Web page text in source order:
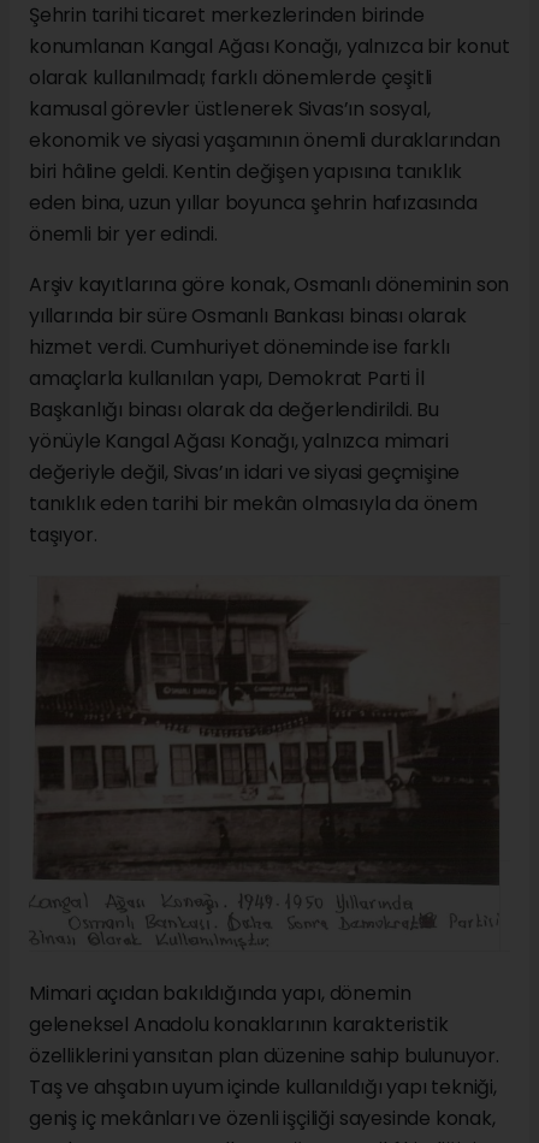
Şehrin tarihi ticaret merkezlerinden birinde
konumlanan Kangal Ağası Konağı, yalnızca bir konut
olarak kullanılmadı; farklı dönemlerde çeşitli
kamusal görevler üstlenerek Sivas’ın sosyal,
ekonomik ve siyasi yaşamının önemli duraklarından
biri hâline geldi. Kentin değişen yapısına tanıklık
eden bina, uzun yıllar boyunca şehrin hafızasında
önemli bir yer edindi.
Arşiv kayıtlarına göre konak, Osmanlı döneminin son
yıllarında bir süre Osmanlı Bankası binası olarak
hizmet verdi. Cumhuriyet döneminde ise farklı
amaçlarla kullanılan yapı, Demokrat Parti İl
Başkanlığı binası olarak da değerlendirildi. Bu
yönüyle Kangal Ağası Konağı, yalnızca mimari
değeriyle değil, Sivas’ın idari ve siyasi geçmişine
tanıklık eden tarihi bir mekân olmasıyla da önem
taşıyor.
Mimari açıdan bakıldığında yapı, dönemin
geleneksel Anadolu konaklarının karakteristik
özelliklerini yansıtan plan düzenine sahip bulunuyor.
Taş ve ahşabın uyum içinde kullanıldığı yapı tekniği,
geniş iç mekânları ve özenli işçiliği sayesinde konak,